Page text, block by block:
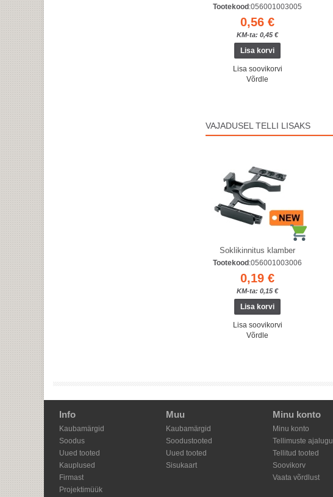
Tootekood :056001003005
0,56 €
KM-ta: 0,45 €
Lisa soovikorvi
Võrdle
VAJADUSEL TELLI LISAKS
Soklikinnitus klamber
Tootekood :056001003006
0,19 €
KM-ta: 0,15 €
Lisa soovikorvi
Võrdle
Info
Kaubamärgid
Soodus
Uued tooted
Kauplused
Firmast
Projektimüük
Muu
Kaubamärgid
Soodustooted
Uued tooted
Sisukaart
Minu konto
Minu konto
Tellimuste ajalugu
Tellitud tooted
Soovikorv
Vaata võrdlust